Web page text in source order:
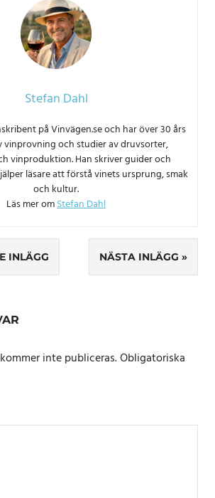
Stefan Dahl
på Vinvägen.se och har över 30 års
vinprovning och studier av druvsorter,
vinproduktion. Han skriver guider och
läsare att förstå vinets ursprung, smak
och kultur.
Läs mer omStefan Dahl
INLÄGG NÄSTA INLÄGG
inte publiceras.Obligatoriska